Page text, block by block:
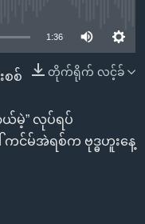
1:36
တိုက်ရိုက် လင့်ခ်
စစ်
ယ်မဲ့” လုပ်ရပ်
ကင်မ်အဲရစ်က ဗုဒ္ဓဟူးနေ့